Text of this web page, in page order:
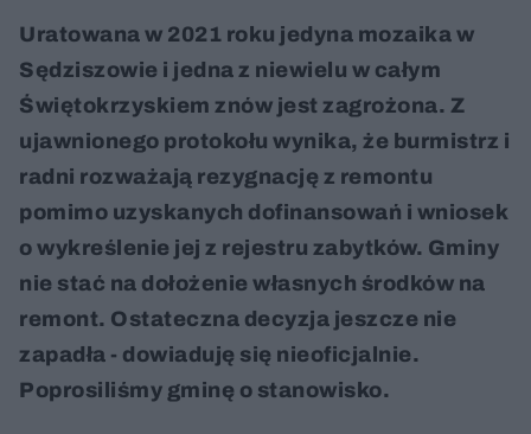
Uratowana w 2021 roku jedyna mozaika w
Sędziszowie i jedna z niewielu w całym
Świętokrzyskiem znów jest zagrożona. Z
ujawnionego protokołu wynika, że burmistrz i
radni rozważają rezygnację z remontu
pomimo uzyskanych dofinansowań i wniosek
o wykreślenie jej z rejestru zabytków. Gminy
nie stać na dołożenie własnych środków na
remont. Ostateczna decyzja jeszcze nie
zapadła - dowiaduję się nieoficjalnie.
Poprosiliśmy gminę o stanowisko.